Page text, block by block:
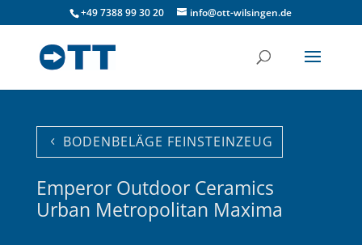
+49 7388 99 30 20 info@ott-wilsingen.de
BODENBELÄGE FEINSTEINZEUG
Emperor Outdoor Ceramics
Urban Metropolitan Maxima